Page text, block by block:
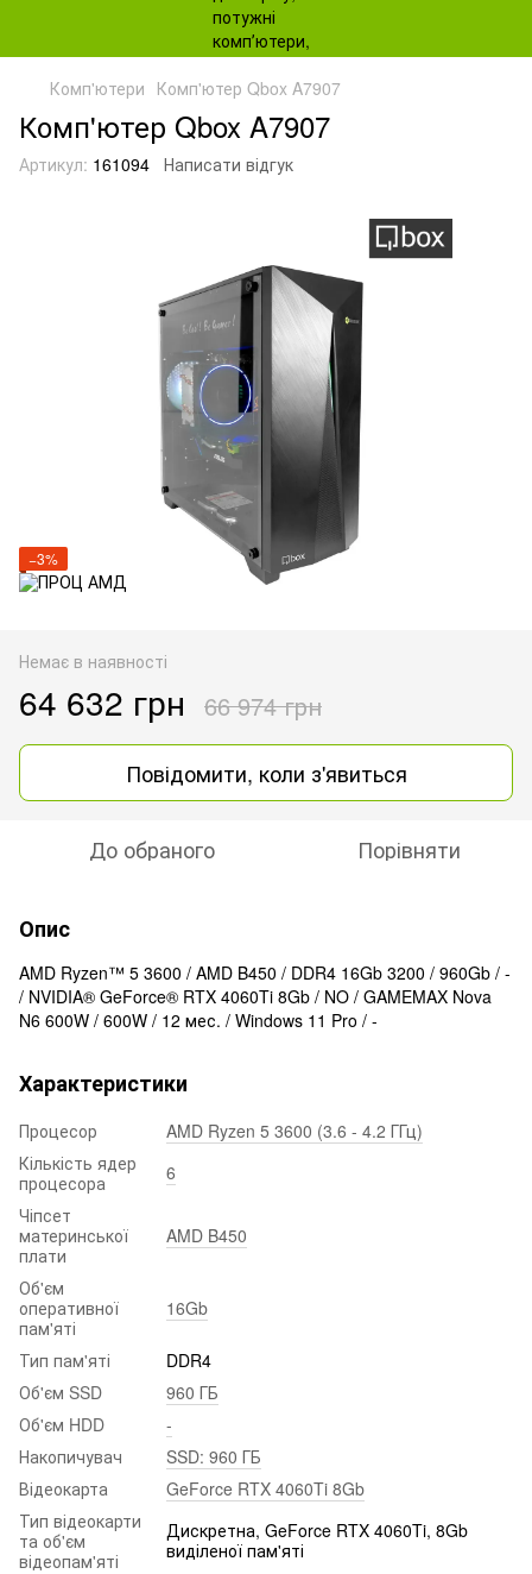
Комп'ютери Комп'ютер Qbox A7907
Комп'ютер Qbox A7907
Артикул: 161094 Написати відгук
−3%
Немає в наявності
64 632 грн 66 974 грн
Повідомити, коли з'явиться
До обраного Порівняти
Опис
AMD Ryzen™ 5 3600 / AMD B450 / DDR4 16Gb 3200 / 960Gb / -
/ NVIDIA® GeForce® RTX 4060Ti 8Gb / NO / GAMEMAX Nova
N6 600W / 600W / 12 мес. / Windows 11 Pro / -
Характеристики
Процесор
AMD Ryzen 5 3600 (3.6 - 4.2 ГГц)
Кількість ядер
процесора
6
Чіпсет
материнської
плати
AMD B450
Об'єм
оперативної
пам'яті
16Gb
Тип пам'яті
DDR4
Об'єм SSD
960 ГБ
Об'єм HDD
-
Накопичувач
SSD: 960 ГБ
Відеокарта
GeForce RTX 4060Ti 8Gb
Тип відеокарти
та об'єм
відеопам'яті
Дискретна, GeForce RTX 4060Ti, 8Gb
виділеної пам'яті